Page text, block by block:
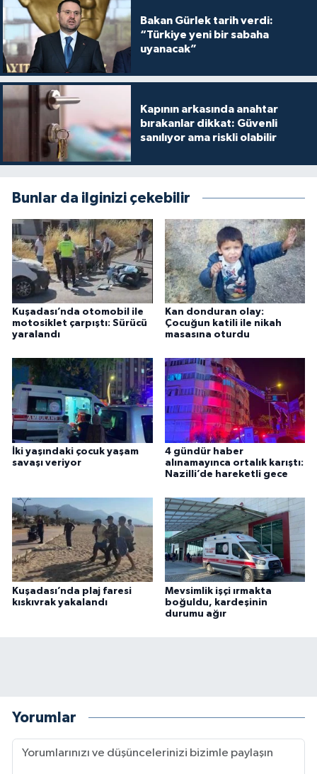
Bakan Gürlek tarih verdi:
“Türkiye yeni bir sabaha
uyanacak”
Kapının arkasında anahtar
bırakanlar dikkat: Güvenli
sanılıyor ama riskli olabilir
Bunlar da ilginizi çekebilir
Kuşadası’nda otomobil ile
motosiklet çarpıştı: Sürücü
yaralandı
Kan donduran olay:
Çocuğun katili ile nikah
masasına oturdu
İki yaşındaki çocuk yaşam
savaşı veriyor
4 gündür haber
alınamayınca ortalık karıştı:
Nazilli’de hareketli gece
Kuşadası’nda plaj faresi
kıskıvrak yakalandı
Mevsimlik işçi ırmakta
boğuldu, kardeşinin
durumu ağır
Yorumlar